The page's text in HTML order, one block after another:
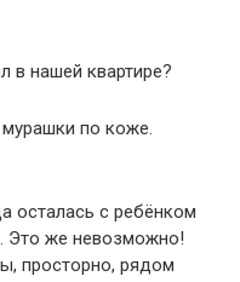
в нашей квартире?
по коже.
осталась с ребёнком
Это же невозможно!
просторно, рядом